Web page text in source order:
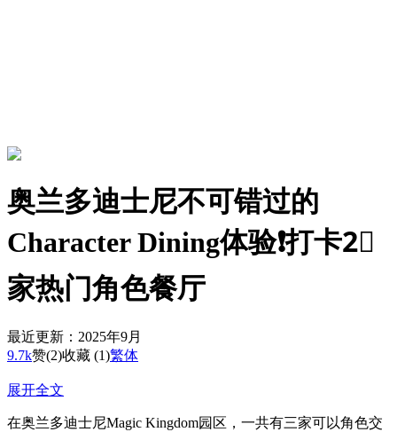
奥兰多迪士尼不可错过的
Character Dining体验❗️打卡2⃣️
家热门角色餐厅
最近更新：2025年9月
9.7k赞(2)收藏 (1)繁体
展开全文
在奥兰多迪士尼Magic Kingdom园区，一共有三家可以角色交